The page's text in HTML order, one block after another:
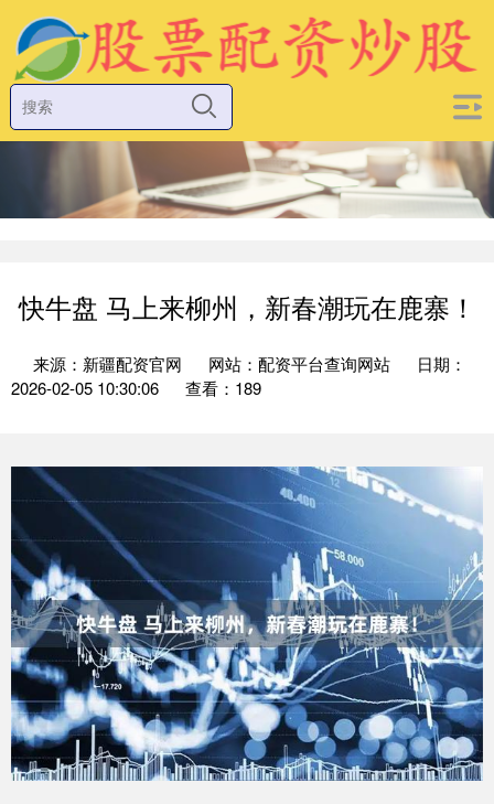
快牛盘 马上来柳州，新春潮玩在鹿寨！
来源：新疆配资官网 网站：配资平台查询网站
日期：
2026-02-05 10:30:06
查看：189